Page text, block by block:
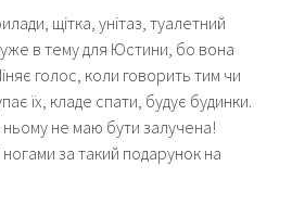
щітка, унітаз, туалетний
в тему для Юстини, бо вона
голос, коли говорить тим чи
їх, кладе спати, будує будинки.
ньому не маю бути залучена!
за такий подарунок на